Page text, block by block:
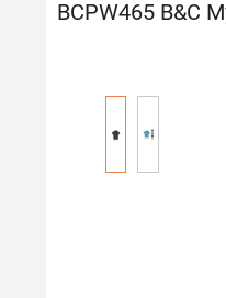
BCPW465 B&C